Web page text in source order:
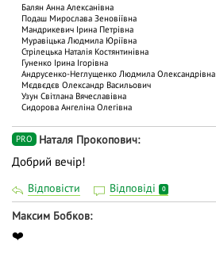
Балян Анна Алексанівна
Подаш Мирослава Зеновіївна
Мандрикевич Ірина Петрівна
Муравіцька Людмила Юріївна
Стрілецька Наталія Костянтинівна
Гуненко Ірина Ігорівна
Андрусенко-Неглущенко Людмила Олександрівна
Мєдвєдєв Олександр Васильович
Узун Світлана Вячеславівна
Сидорова Ангеліна Олегівна
PRO Наталя Прокопович
Добрий вечір!
Відповісти Відповіді 0
Максим Бобков
❤️